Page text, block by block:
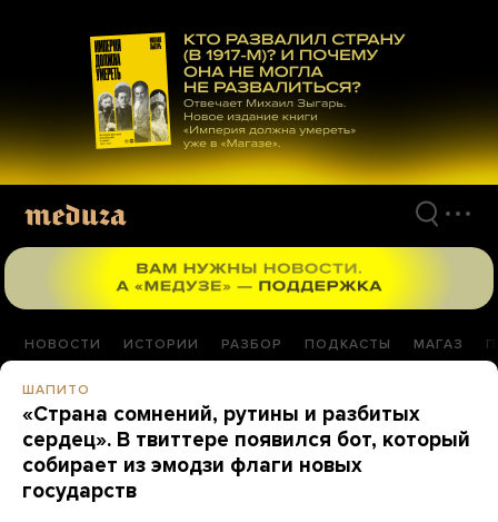
материалам
НОВОСТИ ИСТОРИИ РАЗБОР ПОДКАСТЫ МАГАЗ
ШАПИТО
«Страна сомнений, рутины и разбитых
сердец». В твиттере появился бот, который
собирает из эмодзи флаги новых
государств